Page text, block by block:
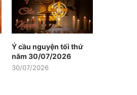
Ý cầu nguyện tối thứ
năm 30/07/2026
30/07/2026